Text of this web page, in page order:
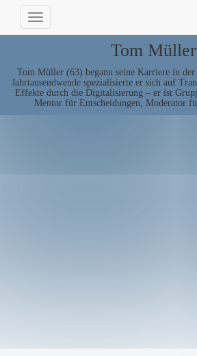
Navigation
Tom Müller
Tom Müller (63) begann seine Karriere in
Jahrtausendwende spezialisierte er sich auf
Effekte durch die Digitalisierung – er ist
Mentor für Entscheidungen, Moderator